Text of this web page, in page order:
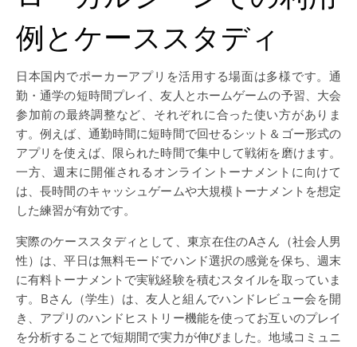
例とケーススタディ
日本国内でポーカーアプリを活用する場面は多様です。通
勤・通学の短時間プレイ、友人とホームゲームの予習、大会
参加前の最終調整など、それぞれに合った使い方がありま
す。例えば、通勤時間に短時間で回せるシット＆ゴー形式の
アプリを使えば、限られた時間で集中して戦術を磨けます。
一方、週末に開催されるオンライントーナメントに向けて
は、長時間のキャッシュゲームや大規模トーナメントを想定
した練習が有効です。
実際のケーススタディとして、東京在住のAさん（社会人男
性）は、平日は無料モードでハンド選択の感覚を保ち、週末
に有料トーナメントで実戦経験を積むスタイルを取っていま
す。Bさん（学生）は、友人と組んでハンドレビュー会を開
き、アプリのハンドヒストリー機能を使ってお互いのプレイ
を分析することで短期間で実力が伸びました。地域コミュニ